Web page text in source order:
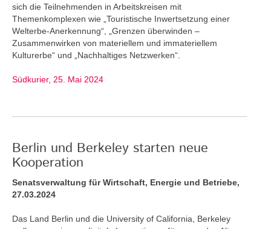
sich die Teilnehmenden in Arbeitskreisen mit
Themenkomplexen wie „Touristische Inwertsetzung einer
Welterbe-Anerkennung“, „Grenzen überwinden –
Zusammenwirken von materiellem und immateriellem
Kulturerbe“ und „Nachhaltiges Netzwerken“.
Südkurier, 25. Mai 2024
Berlin und Berkeley starten neue
Kooperation
Senatsverwaltung für Wirtschaft, Energie und Betriebe,
27.03.2024
Das Land Berlin und die University of California, Berkeley